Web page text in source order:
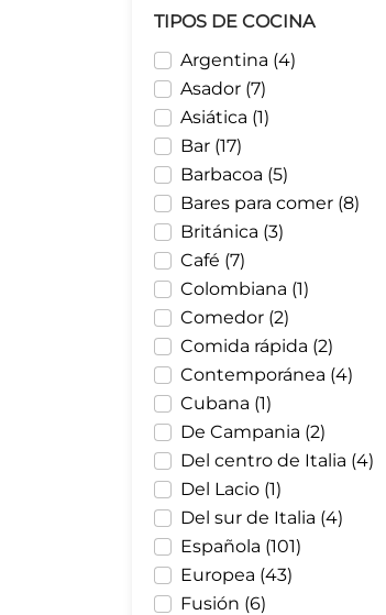
TIPOS DE COCINA
Argentina (4)
Asador (7)
Asiática (1)
Bar (17)
Barbacoa (5)
Bares para comer (8)
Británica (3)
Café (7)
Colombiana (1)
Comedor (2)
Comida rápida (2)
Contemporánea (4)
Cubana (1)
De Campania (2)
Del centro de Italia (4)
Del Lacio (1)
Del sur de Italia (4)
Española (101)
Europea (43)
Fusión (6)